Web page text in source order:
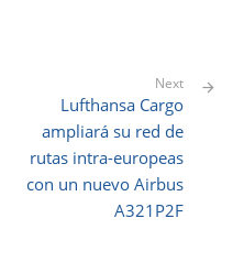
Next
Lufthansa Cargo
ampliará su red de
rutas intra-europeas
con un nuevo Airbus
A321P2F